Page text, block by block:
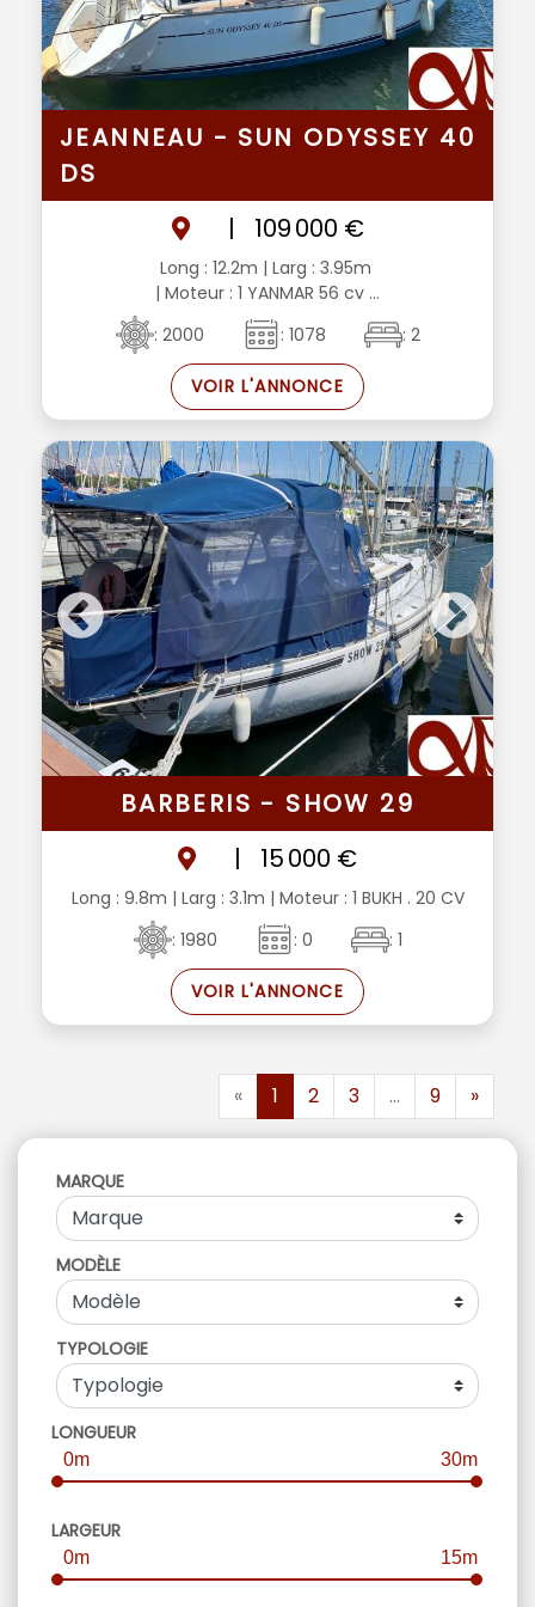
JEANNEAU - SUN ODYSSEY 40
DS
|
109 000 €
Long : 12.2m | Larg : 3.95m
| Moteur : 1 YANMAR 56 cv ...
: 2000
: 1078 : 2
VOIR L'ANNONCE
BARBERIS - SHOW 29
|
15 000 €
Long : 9.8m | Larg : 3.1m | Moteur : 1 BUKH . 20 CV
: 1980
: 0 : 1
VOIR L'ANNONCE
« 1 2 3 ... 9 »
MARQUE
MODÈLE
TYPOLOGIE
LONGUEUR
0m 30m
LARGEUR
0m 15m